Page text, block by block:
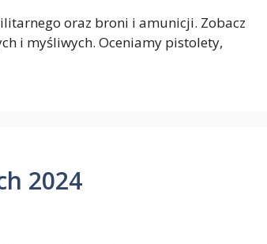
oraz broni i amunicji. Zobacz
i myśliwych. Oceniamy pistolety,
2024